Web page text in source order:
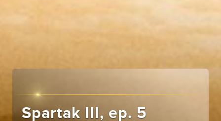
Spartak III, ep. 5